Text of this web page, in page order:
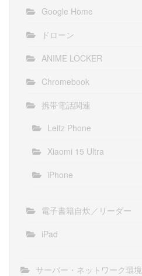
Google Home
ドローン
ANIME LOCKER
Chromebook
携帯電話関連
Leitz Phone
Xiaomi 15 Ultra
iPhone
電子書籍自炊／リーダー
iPad
サーバー・ネットワーク環境